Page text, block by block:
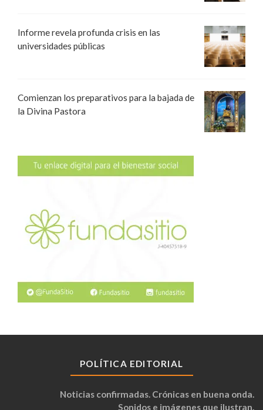
Informe revela profunda crisis en las
universidades públicas
Comienzan los preparativos para la bajada de
la Divina Pastora
POLÍTICA EDITORIAL
Noticias confirmadas. Crónicas en buena onda.
Sonidos e imágenes que ilustran.